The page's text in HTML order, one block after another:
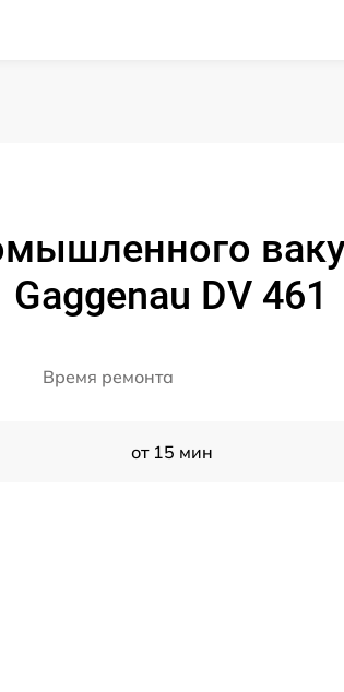
Gaggenau DV 461
Время ремонта
от 15 мин